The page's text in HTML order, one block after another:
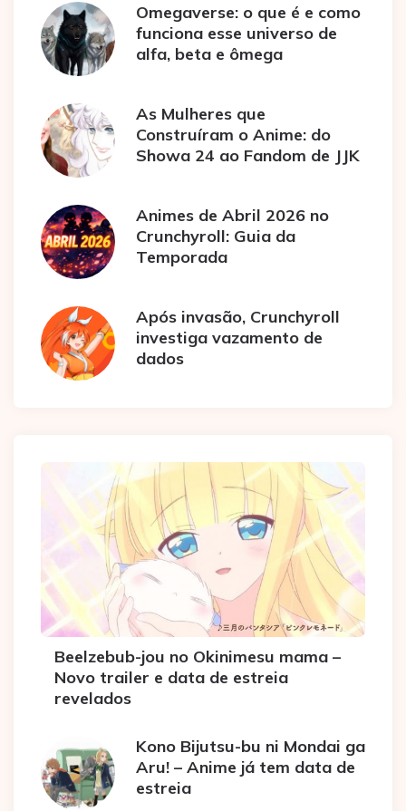
Omegaverse: o que é e como
funciona esse universo de
alfa, beta e ômega
As Mulheres que
Construíram o Anime: do
Showa 24 ao Fandom de JJK
Animes de Abril 2026 no
Crunchyroll: Guia da
Temporada
Após invasão, Crunchyroll
investiga vazamento de
dados
Beelzebub-jou no Okinimesu mama –
Novo trailer e data de estreia
revelados
Kono Bijutsu-bu ni Mondai ga
Aru! – Anime já tem data de
estreia